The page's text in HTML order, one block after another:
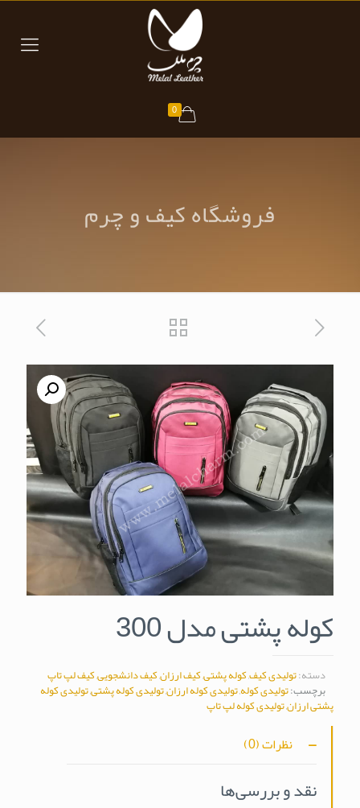
0
فروشگاه کیف و چرم
کوله پشتی مدل 300
دسته:تولیدی کیف,کوله پشتی,کیف ارزان,کیف دانشجویی,کیف لپ تاپ
برچسب:تولیدی کوله,تولیدی کوله ارزان,تولیدی کوله پشتی,تولیدی کوله
پشتی ارزان,تولیدی کوله لپ تاپ
نظرات (0)
نقد و بررسی‌ها